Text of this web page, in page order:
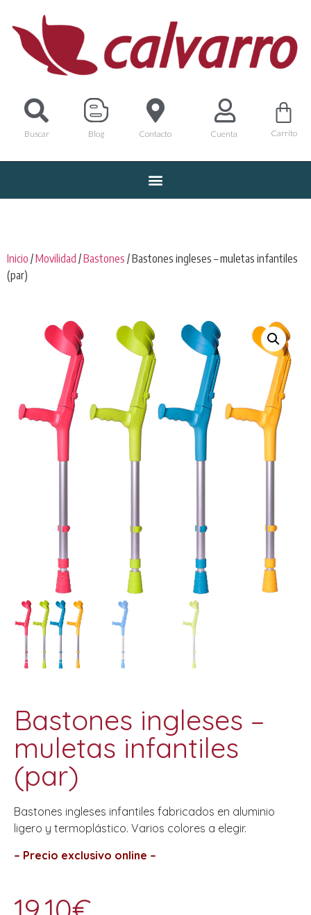
Buscar Blog Contacto Cuenta Carrito
Inicio /Movilidad /Bastones / Bastones ingleses – muletas infantiles
(par)
Bastones ingleses –
muletas infantiles
(par)
Bastones ingleses infantiles fabricados en aluminio
ligero y termoplástico. Varios colores a elegir.
– Precio exclusivo online –